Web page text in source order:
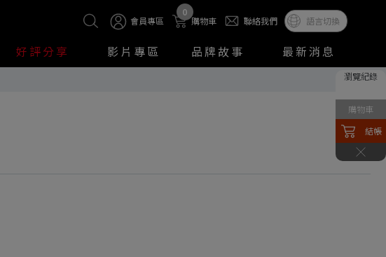
會員專區
0
購物車 聯絡我們 語言切換
好評分享 影片專區 品牌故事 最新消息
瀏覽紀錄
購物車
結帳